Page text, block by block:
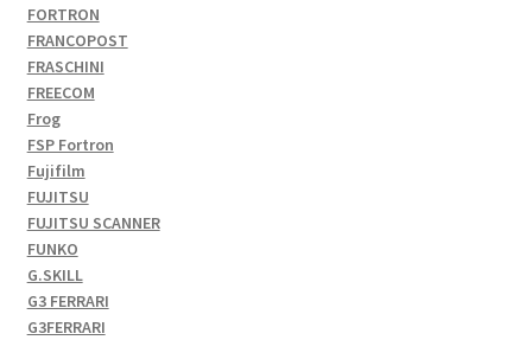
FORTRON
FRANCOPOST
FRASCHINI
FREECOM
Frog
FSP Fortron
Fujifilm
FUJITSU
FUJITSU SCANNER
FUNKO
G.SKILL
G3 FERRARI
G3FERRARI